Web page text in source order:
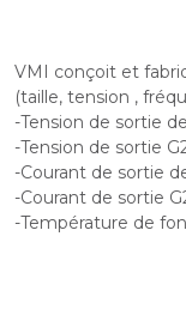
VMI conçoit et
(taille, tension ,
-Tension de sortie
-Tension de sortie
-Courant de sortie
-Courant de sortie
-Température de